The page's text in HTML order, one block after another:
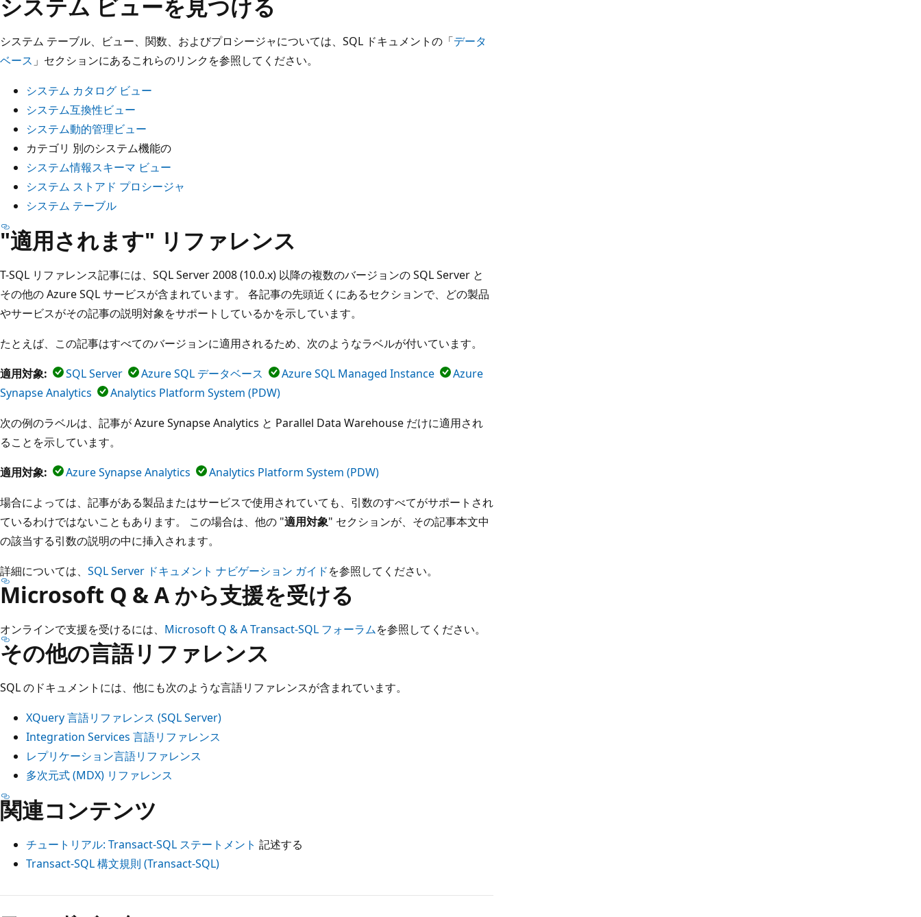
システム ビューを見つける
システム テーブル、ビュー、関数、およびプロシージャについては、SQL ドキュメントの「データ
ベース 」セクションにあるこれらのリンクを参照してください。
システム カタログ ビュー
システム互換性ビュー
システム動的管理ビュー
カテゴリ 別のシステム機能の
システム情報スキーマ ビュー
システム ストアド プロシージャ
システム テーブル
"適用されます" リファレンス
T-SQL リファレンス記事には、SQL Server 2008 (10.0.x) 以降の複数のバージョンの SQL Server と
その他の Azure SQL サービスが含まれています。 各記事の先頭近くにあるセクションで、どの製品
やサービスがその記事の説明対象をサポートしているかを示しています。
たとえば、この記事はすべてのバージョンに適用されるため、次のようなラベルが付いています。
適用対象:
SQL Server Azure SQL データベース Azure SQL Managed Instance
Azure
Synapse Analytics
Analytics Platform System (PDW)
次の例のラベルは、記事が Azure Synapse Analytics と Parallel Data Warehouse だけに適用され
ることを示しています。
適用対象:
Azure Synapse Analytics
Analytics Platform System (PDW)
場合によっては、記事がある製品またはサービスで使用されていても、引数のすべてがサポートされ
ているわけではないこともあります。 この場合は、他の "適用対象" セクションが、その記事本文中
の該当する引数の説明の中に挿入されます。
詳細については、 SQL Server ドキュメント ナビゲーション ガイドを参照してください。
Microsoft Q & A から支援を受ける
オンラインで支援を受けるには、 Microsoft Q & A Transact-SQL フォーラムを参照してください。
その他の言語リファレンス
SQL のドキュメントには、他にも次のような言語リファレンスが含まれています。
XQuery 言語リファレンス (SQL Server)
Integration Services 言語リファレンス
レプリケーション言語リファレンス
多次元式 (MDX) リファレンス
関連コンテンツ
チュートリアル: Transact-SQL ステートメント 記述する
Transact-SQL 構文規則 (Transact-SQL)